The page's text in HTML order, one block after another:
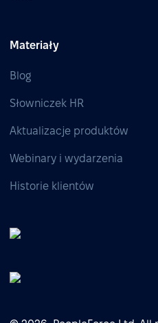
Materiały
Blog
Słowniczek HR
Aktualizacje produktów
Webinary i wydarzenia
Historie klientów